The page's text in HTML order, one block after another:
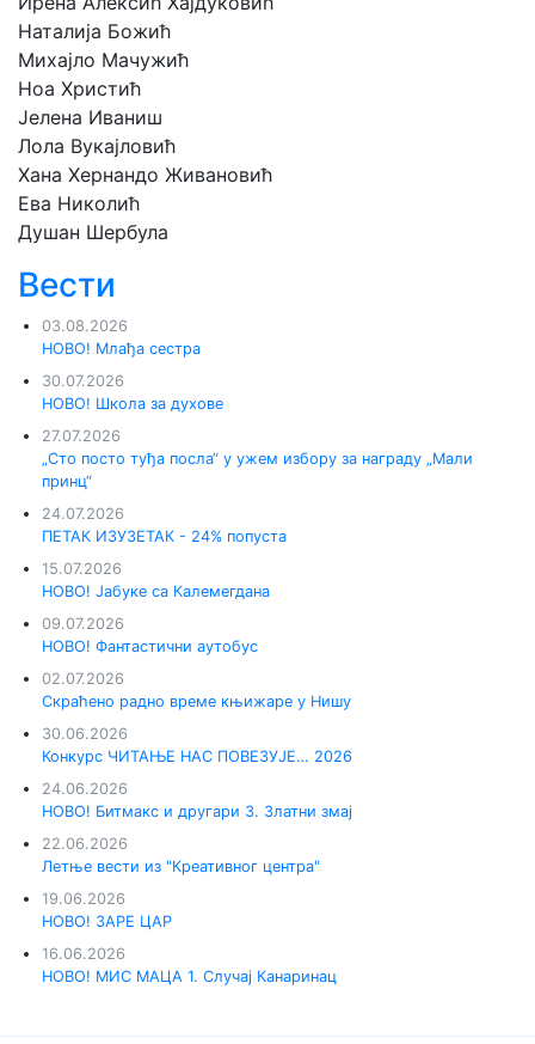
Наталија Божић
Михајло Мачужић
Ноа Христић
Јелена Иваниш
Лола Вукајловић
Хана Хернандо Живановић
Ева Николић
Душан Шербула
Вести
03.08.2026
НОВО! Млађа сестра
30.07.2026
НОВО! Школа за духове
27.07.2026
„Сто посто туђа посла“ у ужем избору за награду „Мали
принц“
24.07.2026
ПЕТАК ИЗУЗЕТАК - 24% попуста
15.07.2026
НОВО! Јабуке са Калемегдана
09.07.2026
НОВО! Фантастични аутобус
02.07.2026
Скраћено радно време књижаре у Нишу
30.06.2026
Конкурс ЧИТАЊЕ НАС ПОВЕЗУЈЕ… 2026
24.06.2026
НОВО! Битмакс и другари 3. Златни змај
22.06.2026
Летње вести из "Креативног центра"
19.06.2026
НОВО! ЗАРЕ ЦАР
16.06.2026
НОВО! МИС МАЦА 1. Случај Канаринац